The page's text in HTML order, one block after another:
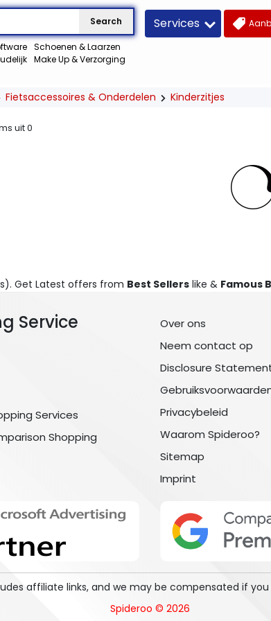
Search
Schoenen & Laarzen
Make Up & Verzorging
Services
Fietsaccessoires & Onderdelen Kinderzitjes
uit0
Get Latest offers from Best Sellers like & Famous
Service
Services
Shopping
Over ons
Neem contact op
Disclosure
Privacybeleid
Waarom Spideroo?
Sitemap
Imprint
affiliate links, and we may be compensated if
Spideroo © 2026